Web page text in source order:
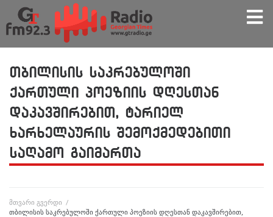
თბილისის საკრებულოში
ქართული პოეზიის დღესთან
დაკავშირებით, ტარიელ
ხარხელაურის შემოქმედებითი
საღამო გაიმართა
მთვარი გვერდი /
თბილისის საკრებულოში ქართული პოეზიის დღესთან დაკავშირებით,